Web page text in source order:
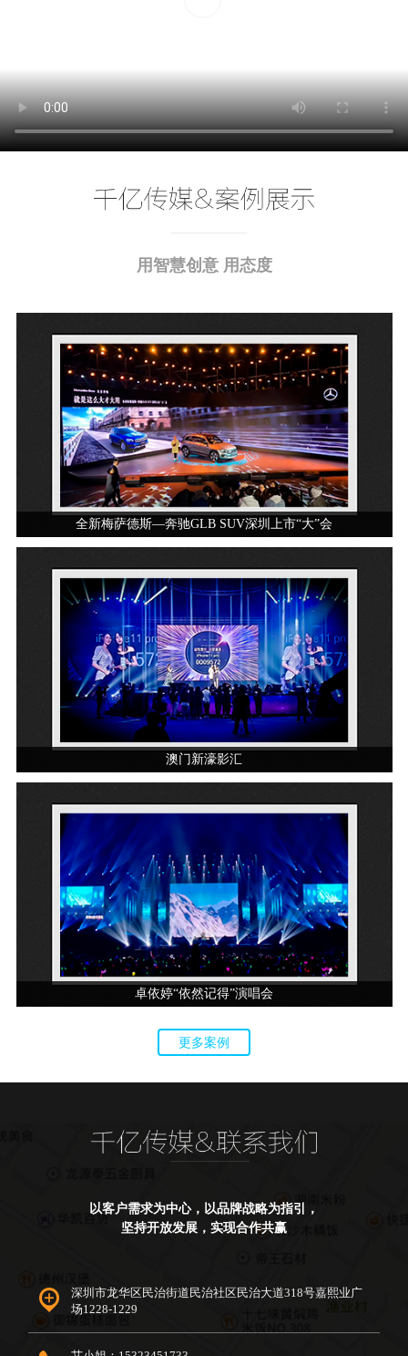
用智慧创意 用态度
全新梅萨德斯—奔驰GLB SUV深圳上市“大”会
澳门新濠影汇
卓依婷“依然记得”演唱会
更多案例
以客户需求为中心，以品牌战略为指引，
坚持开放发展，实现合作共赢
深圳市龙华区民治街道民治社区民治大道318号嘉熙业广
场1228-1229